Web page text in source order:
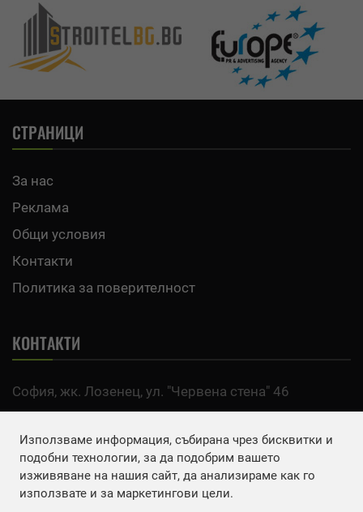
СТРАНИЦИ
За нас
Реклама
Общи условия
Контакти
Политика за поверителност
КОНТАКТИ
София, жк. Лозенец, ул. "Червена стена" 46
Email: office@agro.bg
FACEBOOK
Използваме информация, събирана чрез бисквитки и
подобни технологии, за да подобрим вашето
изживяване на нашия сайт, да анализираме как го
използвате и за маркетингови цели.